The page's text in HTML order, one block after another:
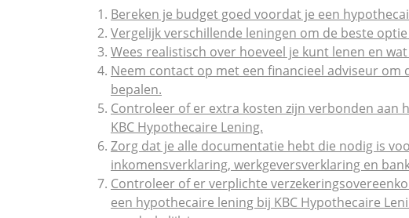
Bereken je budget goed voordat je een
Vergelijk verschillende leningen om de beste
Wees realistisch over hoeveel je kunt lenen en
Neem contact op met een financieel adviseur
bepalen.
Controleer of er extra kosten zijn verbonden aan
KBC Hypothecaire Lening.
Zorg dat je alle documentatie hebt die nodig is
inkomensverklaring, werkgeversverklaring en
Controleer of er verplichte
een hypothecaire lening bij KBC Hypothecaire